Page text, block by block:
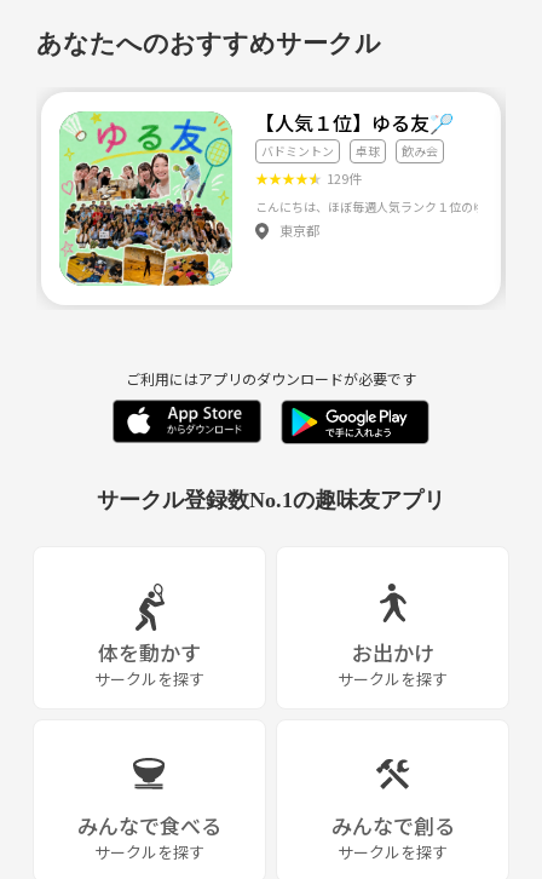
あなたへのおすすめサークル
【人気１位】ゆる友🏸
バドミントン 卓球 飲み会
★★★★★ 129件
東京都
ご利用にはアプリのダウンロードが必要です
サークル登録数No.1の趣味友アプリ
体を動かす
サークルを探す
お出かけ
サークルを探す
みんなで食べる
サークルを探す
みんなで創る
サークルを探す